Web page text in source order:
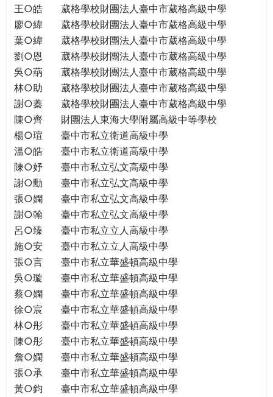
王○皓
葳格學校財團法人臺中市葳格高級中學
廖○緯
葳格學校財團法人臺中市葳格高級中學
葉○緯
葳格學校財團法人臺中市葳格高級中學
劉○恩
葳格學校財團法人臺中市葳格高級中學
吳○蒳
葳格學校財團法人臺中市葳格高級中學
林○助
葳格學校財團法人臺中市葳格高級中學
謝○蓁
葳格學校財團法人臺中市葳格高級中學
陳○齊
財團法人東海大學附屬高級中等學校
楊○瑄
臺中市私立衛道高級中學
溫○皓
臺中市私立衛道高級中學
陳○妤
臺中市私立弘文高級中學
謝○勳
臺中市私立弘文高級中學
張○嫻
臺中市私立弘文高級中學
謝○翰
臺中市私立弘文高級中學
呂○臻
臺中市私立立人高級中學
施○安
臺中市私立立人高級中學
張○言
臺中市私立華盛頓高級中學
吳○璇
臺中市私立華盛頓高級中學
蔡○嫻
臺中市私立華盛頓高級中學
徐○宸
臺中市私立華盛頓高級中學
林○彤
臺中市私立華盛頓高級中學
陳○彤
臺中市私立華盛頓高級中學
詹○嫻
臺中市私立華盛頓高級中學
張○承
臺中市私立華盛頓高級中學
黃○鈞
臺中市私立華盛頓高級中學